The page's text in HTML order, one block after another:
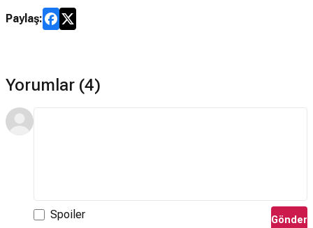
Paylaş:
Yorumlar (4)
Spoiler Gönder